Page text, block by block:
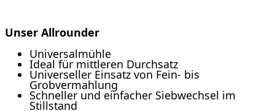
Unser Allrounder
Universalmühle
Ideal für mittleren Durchsatz
Universeller Einsatz von Fein- bis
Grobvermahlung
Schneller und einfacher Siebwechsel im
Stillstand